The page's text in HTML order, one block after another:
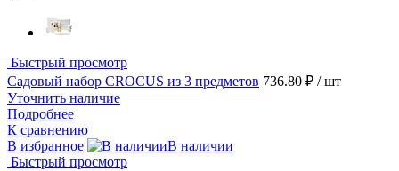
Быстрый просмотр
Садовый набор CROCUS из 3 предметов 736.80 ₽ / шт
Уточнить наличие
Подробнее
К сравнению
В избранное
В наличии
Быстрый просмотр